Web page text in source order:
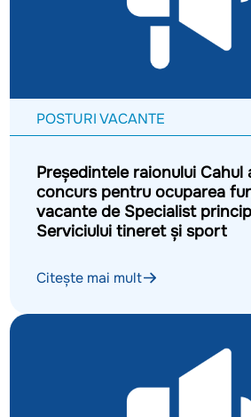
POSTURI VACANTE
Președintele raionului Cahul
concurs pentru ocuparea
vacante de Specialist
Serviciului tineret și sport
Citește mai mult